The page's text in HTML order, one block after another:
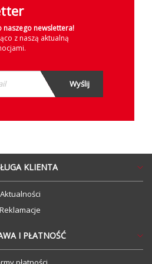
naszego newslettera!
z naszą aktualną
KLIENTA
Aktualności
Reklamacje
I PŁATNOŚĆ